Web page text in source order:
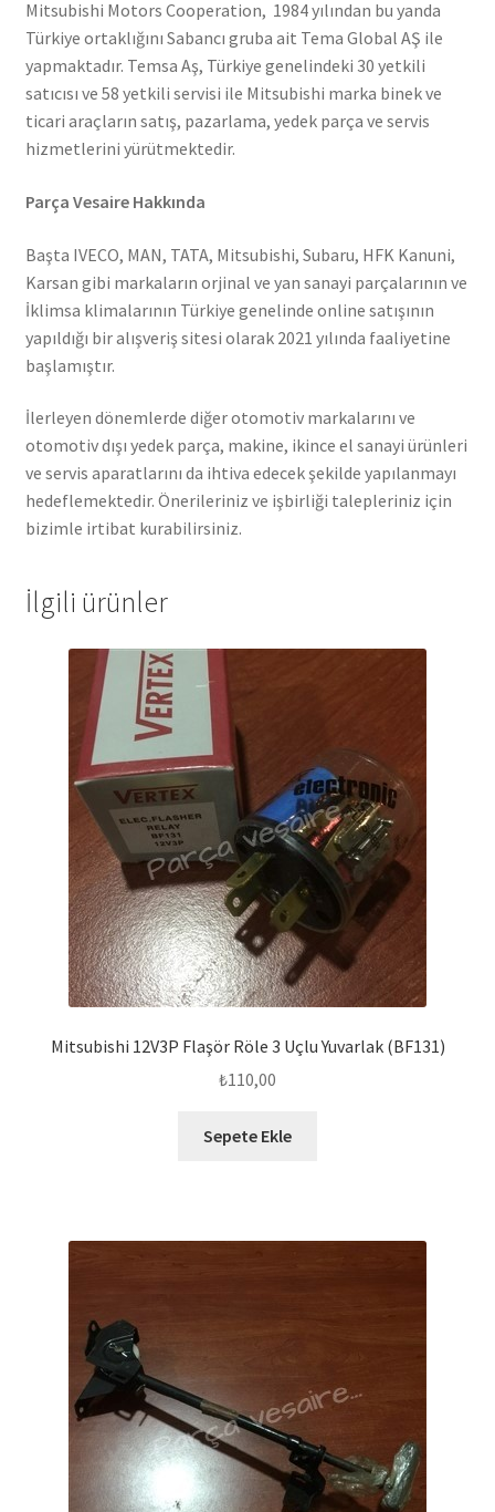
Mitsubishi Motors Cooperation, 1984 yılından bu yanda
Türkiye ortaklığını Sabancı gruba ait Tema Global AŞ ile
yapmaktadır. Temsa Aş, Türkiye genelindeki 30 yetkili
satıcısı ve 58 yetkili servisi ile Mitsubishi marka binek ve
ticari araçların satış, pazarlama, yedek parça ve servis
hizmetlerini yürütmektedir.
Parça Vesaire Hakkında
Başta IVECO, MAN, TATA, Mitsubishi, Subaru, HFK Kanuni,
Karsan gibi markaların orjinal ve yan sanayi parçalarının ve
İklimsa klimalarının Türkiye genelinde online satışının
yapıldığı bir alışveriş sitesi olarak 2021 yılında faaliyetine
başlamıştır.
İlerleyen dönemlerde diğer otomotiv markalarını ve
otomotiv dışı yedek parça, makine, ikince el sanayi ürünleri
ve servis aparatlarını da ihtiva edecek şekilde yapılanmayı
hedeflemektedir. Önerileriniz ve işbirliği talepleriniz için
bizimle irtibat kurabilirsiniz.
İlgili ürünler
Mitsubishi 12V3P Flaşör Röle 3 Uçlu Yuvarlak (BF131)
₺110,00
Sepete Ekle